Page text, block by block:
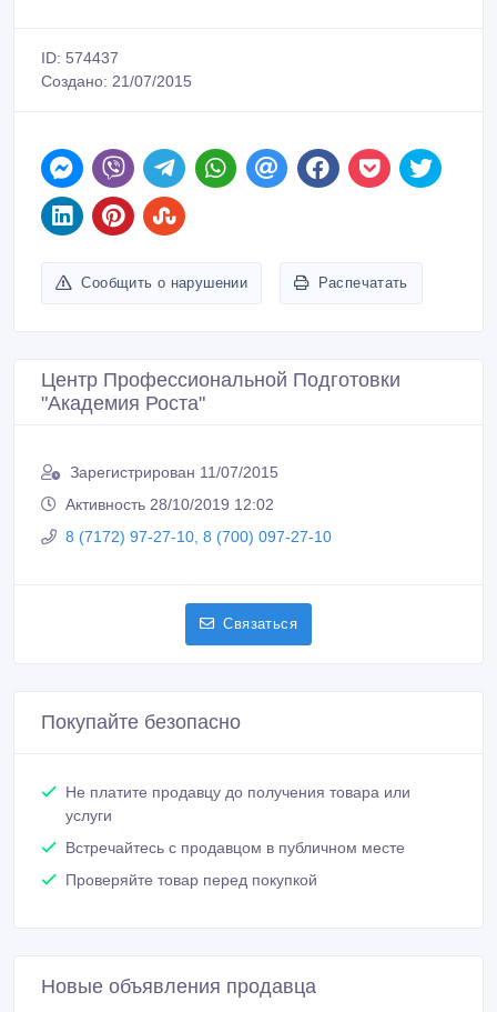
ID: 574437
Создано: 21/07/2015
Сообщить о нарушении Распечатать
Центр Профессиональной Подготовки
"Академия Роста"
Зарегистрирован 11/07/2015
Активность 28/10/2019 12:02
8 (7172) 97-27-10, 8 (700) 097-27-10
Связаться
Покупайте безопасно
Не платите продавцу до получения товара или
услуги
Встречайтесь с продавцом в публичном месте
Проверяйте товар перед покупкой
Новые объявления продавца